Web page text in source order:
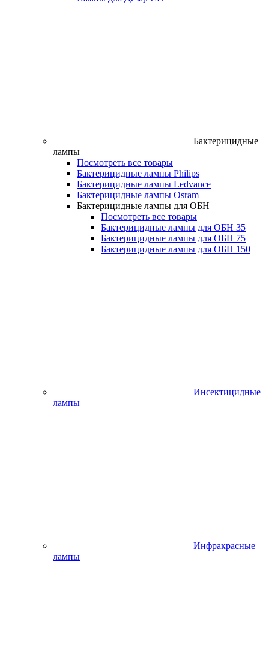
Бактерицидные
лампы
Посмотреть все товары
Бактерицидные лампы Philips
Бактерицидные лампы Ledvance
Бактерицидные лампы Osram
Бактерицидные лампы для ОБН
Посмотреть все товары
Бактерицидные лампы для ОБН 35
Бактерицидные лампы для ОБН 75
Бактерицидные лампы для ОБН 150
Инсектицидные
лампы
Инфракрасные
лампы